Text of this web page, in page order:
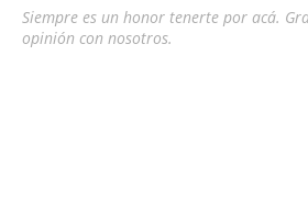
Siempre es un honor tenerte por acá.
opinión con nosotros.